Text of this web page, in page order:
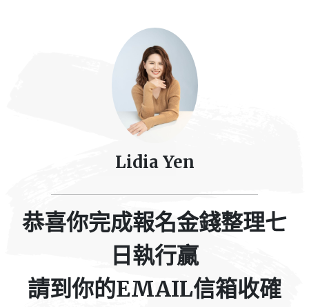
Lidia Yen
恭喜你完成報名金錢整理七
日執行贏
請到你的EMAIL信箱收確